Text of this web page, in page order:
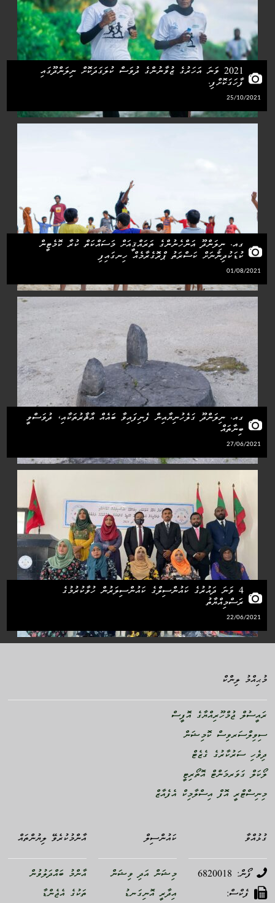
2021 ވަނަ އަހަރުގެ ޒުވާނުންގެ ދުވަސް ކުލަގަދަކޮށް ނިލަންދޫގައި
ފާހަގަކޮށްފި.
25/10/2021
ގއ. ނިލަންދޫ އަންހެނުންގެ ތަރައްޤީއަށް މަސައްކަތް ކުރާ ކޮމެޓީން
ކުޑަކުދިންނަށް ކަސްރަތު ޕްރޮގެރާމެއް ހިނގައިފި
01/08/2021
ގއ. ނިލަންދޫ ގަލެހުނިޔާއިން ފެނިފައިވާ ބައެއް އާޘާރުތަކާއި، ދުވަސްވީ
ބިނާތައް
27/06/2021
4 ވަނަ ދައުރުގެ ކައުންސިލްގެ ކައުންސިލަރުން ހުވާކުރުމުގެ
ރަސްމިއްޔާތު
22/06/2021
މުޙިއްމު ލިންކް
ރައީސުލް ޖުމްހޫރިއްޔާގެ އޮފީސް
ސިވިލްސަރވިސް ކޮމިޝަން
ދިވެހި ސަރުކާރުގެ ގެޒެޓް
ލޯކަލް ގަވަރމަންޓް އޮތޯރިޓީ
މިނިސްޓްރީ އޮފް އިސްލާމިކް އެފެއާޒް
އާންމުކުރެވޭ ލިޔުންތައް
އާންމު ބައްދަލުވުން
ތަކުގެ އެޖެންޑާ
ކައުންސިލް
މިޝަން އަދި ވިޝަން
އިދާރީ އޮނިގަނޑު
ގުޅުއްވާ
ފޯން: 6820018
ފެކްސް: